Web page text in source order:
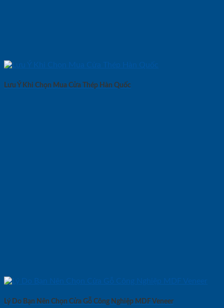
Lưu Ý Khi Chọn Mua Cửa Thép Hàn Quốc
Lý Do Bạn Nên Chọn Cửa Gỗ Công Nghiệp MDF Veneer